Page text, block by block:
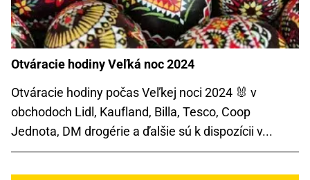
Otváracie hodiny Veľká noc 2024
Otváracie hodiny počas Veľkej noci 2024 🐰 v
obchodoch Lidl, Kaufland, Billa, Tesco, Coop
Jednota, DM drogérie a ďalšie sú k dispozícii v...